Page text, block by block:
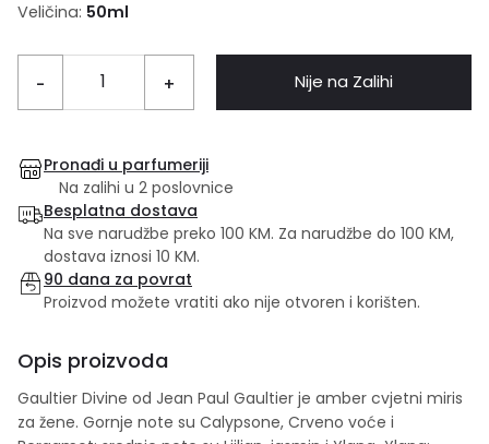
Veličina: 50ml
- + Nije na Zalihi
Pronađi u parfumeriji
Na zalihi u 2 poslovnice
Besplatna dostava
Na sve narudžbe preko 100 KM. Za narudžbe do 100 KM,
dostava iznosi 10 KM.
90 dana za povrat
Proizvod možete vratiti ako nije otvoren i korišten.
Opis proizvoda
Gaultier Divine od Jean Paul Gaultier je amber cvjetni miris
za žene. Gornje note su Calypsone, Crveno voće i